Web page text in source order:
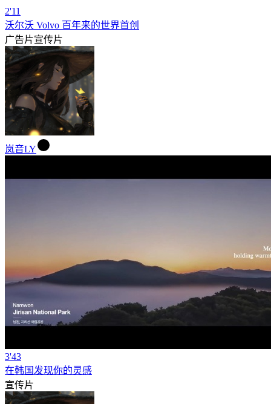
2'11
沃尔沃 Volvo 百年来的世界首创
广告片宣传片
岚音LY
3'43
在韩国发现你的灵感
宣传片